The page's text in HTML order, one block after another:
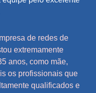
de redes de
extremamente
anos, como mãe,
os profissionais que
qualificados e